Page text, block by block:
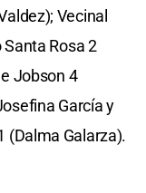
Vecinal
Rosa 2
Jobson 4
García y
(Dalma Galarza).